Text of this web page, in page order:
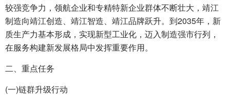
较强竞争力，领航企业和专精特新企业群体不断壮大，靖江
制造向靖江创造、靖江智造、靖江品牌跃升。到2035年，新
质生产力基本形成，实现新型工业化，迈入制造强市行列，
在服务构建新发展格局中发挥重要作用。
二、重点任务
(一)链群升级行动